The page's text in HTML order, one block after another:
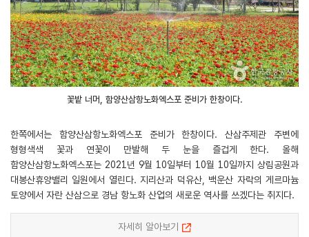
꽃밭 너머, 함양산삼항노화엑스포 준비가 한창이다.
한쪽에서는 함양산삼항노화엑스포 준비가 한창이다. 산삼주제관 주변에
형형색색 꽃과 연꽃이 만발해 두 눈을 즐겁게 한다. 올해
함양산삼항노화엑스포는 2021년 9월 10일부터 10월 10일까지 상림공원과
대봉산휴양밸리 일원에서 열린다. 지리산과 덕유산, 백운산 자락의 게르마늄
토양에서 자란 산삼으로 경남 항노화 산업의 새로운 역사를 쓰겠다는 취지다.
자세히 알아보기